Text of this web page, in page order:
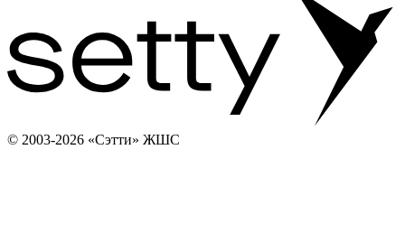
© 2003-2026 «Сэтти» ЖШС